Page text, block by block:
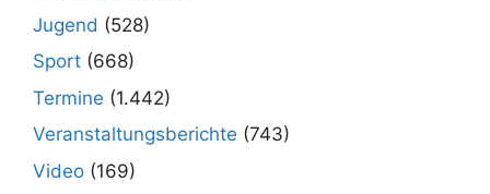
Jugend (528)
Sport (668)
Termine (1.442)
Veranstaltungsberichte (743)
Video (169)